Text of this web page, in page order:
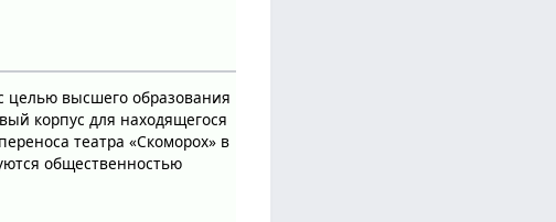
целью высшего образования
корпус для находящегося
театра «Скоморох» в
общественностью